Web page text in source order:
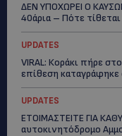
ΔΕΝ ΥΠΟΧΩΡΕΙ Ο
40άρια – Πότε
UPDATES
VIRAL: Κοράκι πήρε
επίθεση καταγράφηκε
UPDATES
ΕΤΟΙΜΑΣΤΕΙΤΕ ΓΙΑ
αυτοκινητόδρομο